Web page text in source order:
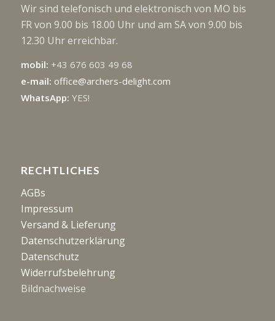
Wir sind telefonisch und elektronisch von MO bis
FR von 9.00 bis 18.00 Uhr und am SA von 9.00 bis
12.30 Uhr erreichbar.
mobil: +43 676 603 49 68
e-mail: office@archers-delight.com
WhatsApp: YES!
RECHTLICHES
AGBs
Impressum
Versand & Lieferung
Datenschutzerklärung
Datenschutz
Widerrufsbelehrung
Bildnachweise